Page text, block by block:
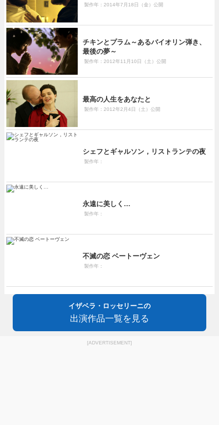
製作年：2014年7月18日（金）公開
チキンとプラム～あるバイオリン弾き、
最後の夢～
製作年：2012年11月10日（土）公開
最高の人生をあなたと
製作年：2012年2月4日（土）公開
シェフとギャルソン，リストランテの夜
製作年：
永遠に美しく…
製作年：
不滅の恋 ベートーヴェン
製作年：
イザベラ・ロッセリーニの
出演作品一覧を見る
[ADVERTISEMENT]